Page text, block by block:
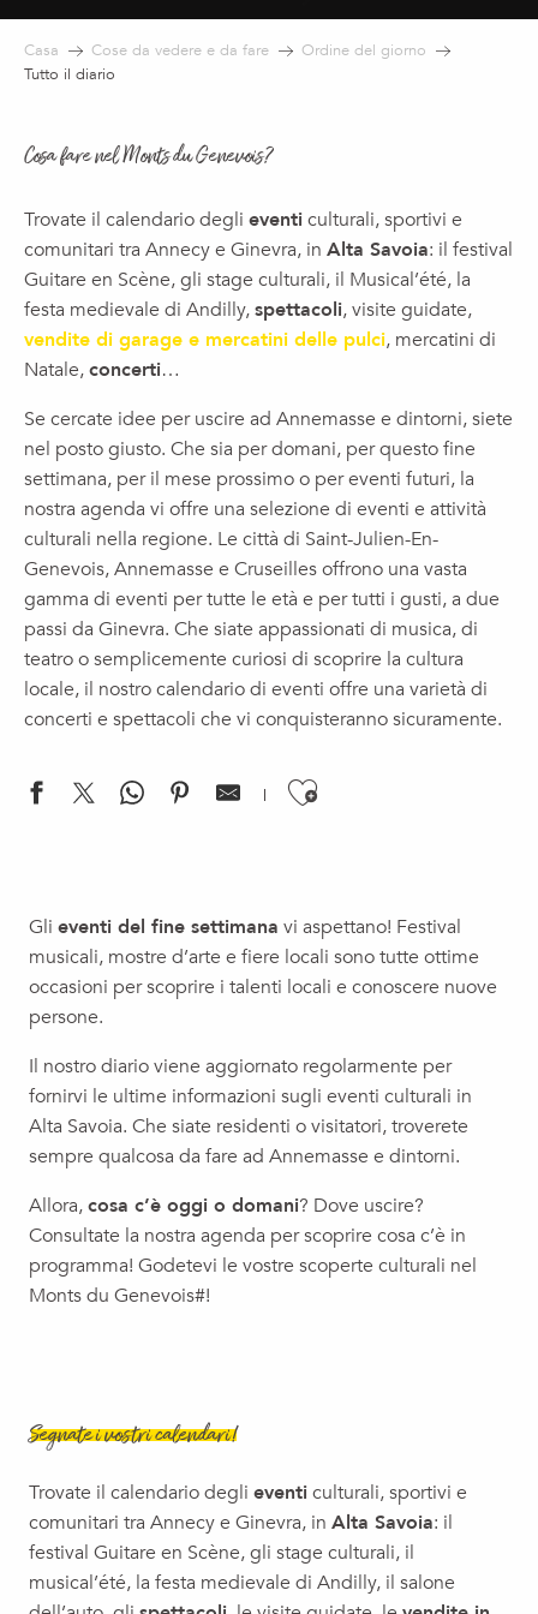
Casa Cose da vedere e da fare
Ordine del giorno
Tutto il diario
Cosa fare nel Monts du Genevois?
Trovate il calendario degli eventiculturali, sportivi e
comunitari tra Annecy e Ginevra, in Alta Savoia: il festival
Guitare en Scène, gli stage culturali, il Musical’été, la
festa medievale di Andilly,spettacoli, visite guidate,
vendite di garage e mercatini delle pulci, mercatini di
Natale,concerti…
Se cercate idee per uscire ad Annemasse e dintorni, siete
nel posto giusto. Che sia per domani, per questo fine
settimana, per il mese prossimo o per eventi futuri, la
nostra agenda vi offre una selezione di eventi e attività
culturali nella regione. Le città di Saint-Julien-En-
Genevois, Annemasse e Cruseilles offrono una vasta
gamma di eventi per tutte le età e per tutti i gusti, a due
passi da Ginevra. Che siate appassionati di musica, di
teatro o semplicemente curiosi di scoprire la cultura
locale, il nostro calendario di eventi offre una varietà di
concerti e spettacoli che vi conquisteranno sicuramente.
Ajouter aux
Concert: Tribute Céline Dion - Destin
Cinéma en plein air : Lilo & Stitch
Concert : Coline Rio - Festival Les Inoubliables
Electro'fort Festival
Spettacolo per famiglie | Come catturare una stella
La Fête Foraine
Fermeture estivale de l'Espace France Services du Genevois
One man show | La bella storia di Coline Serreau
SOIREE d'OUVERTURE JazzContreBand - Erik Truffaz
Gli eventi del fine settimana vi aspettano! Festival
musicali, mostre d’arte e fiere locali sono tutte ottime
occasioni per scoprire i talenti locali e conoscere nuove
persone.
Il nostro diario viene aggiornato regolarmente per
fornirvi le ultime informazioni sugli eventi culturali in
Alta Savoia. Che siate residenti o visitatori, troverete
sempre qualcosa da fare ad Annemasse e dintorni.
Allora,cosa c’è oggi o domani? Dove uscire?
Consultate la nostra agenda per scoprire cosa c’è in
programma! Godetevi le vostre scoperte culturali nel
Monts du Genevois#!
Segnate i vostri calendari!
Trovate il calendario degli eventiculturali, sportivi e
comunitari tra Annecy e Ginevra, in Alta Savoia: il
festival Guitare en Scène, gli stage culturali, il
musical’été, la festa medievale di Andilly, il salone